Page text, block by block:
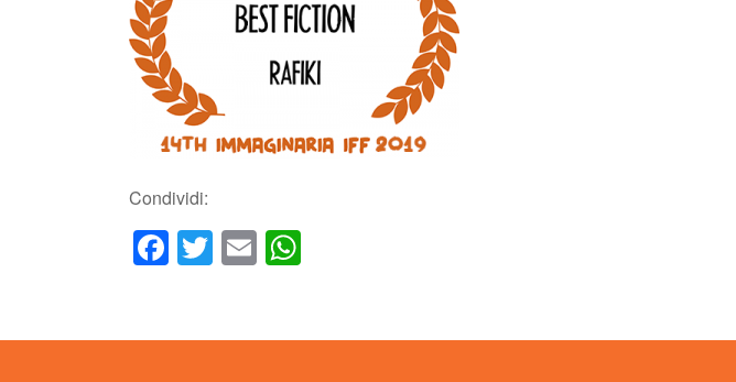
Condividi:
Facebook
Twitter
Email